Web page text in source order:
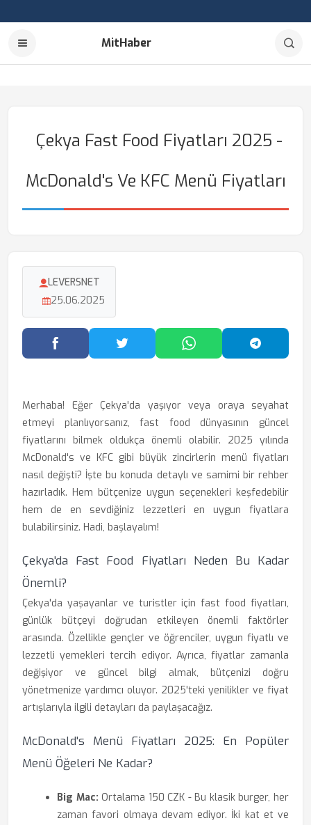
MitHaber
Çekya Fast Food Fiyatları 2025 -
McDonald's Ve KFC Menü Fiyatları
LEVERSNET
25.06.2025
Facebook'ta PaylaşTwitter'da PaylaşWhatsApp'ta Paylaş
Merhaba! Eğer Çekya'da yaşıyor veya oraya seyahat
etmeyi planlıyorsanız, fast food dünyasının güncel
fiyatlarını bilmek oldukça önemli olabilir. 2025 yılında
McDonald's ve KFC gibi büyük zincirlerin menü fiyatları
nasıl değişti? İşte bu konuda detaylı ve samimi bir rehber
hazırladık. Hem bütçenize uygun seçenekleri keşfedebilir
hem de en sevdiğiniz lezzetleri en uygun fiyatlara
bulabilirsiniz. Hadi, başlayalım!
Çekya'da Fast Food Fiyatları Neden Bu Kadar
Önemli?
Çekya'da yaşayanlar ve turistler için fast food fiyatları,
günlük bütçeyi doğrudan etkileyen önemli faktörler
arasında. Özellikle gençler ve öğrenciler, uygun fiyatlı ve
lezzetli yemekleri tercih ediyor. Ayrıca, fiyatlar zamanla
değişiyor ve güncel bilgi almak, bütçenizi doğru
yönetmenize yardımcı oluyor. 2025'teki yenilikler ve fiyat
artışlarıyla ilgili detayları da paylaşacağız.
McDonald's Menü Fiyatları 2025: En Popüler
Menü Öğeleri Ne Kadar?
Big Mac: Ortalama 150 CZK - Bu klasik burger, her
zaman favori olmaya devam ediyor. İki kat et ve